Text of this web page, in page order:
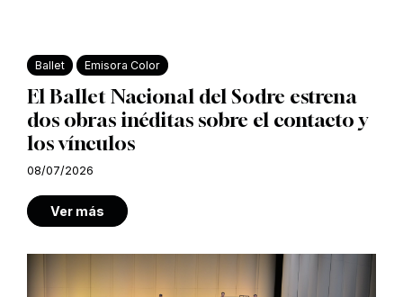
Ballet Emisora Color
El Ballet Nacional del Sodre estrena
dos obras inéditas sobre el contacto y
los vínculos
08/07/2026
Ver más